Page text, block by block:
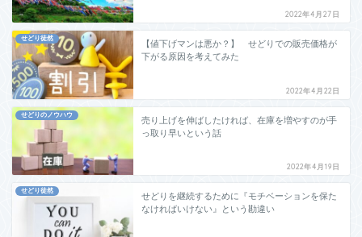
2022年4月27日
せどり徒然
【値下げマンは悪か？】 せどりでの販売価格が
下がる原因を考えてみた
2022年4月22日
せどりのノウハウ
売り上げを伸ばしたければ、在庫を増やすのが手
っ取り早いという話
2022年4月19日
せどり徒然
せどりを継続するために『モチベーションを保た
なければいけない』という勘違い